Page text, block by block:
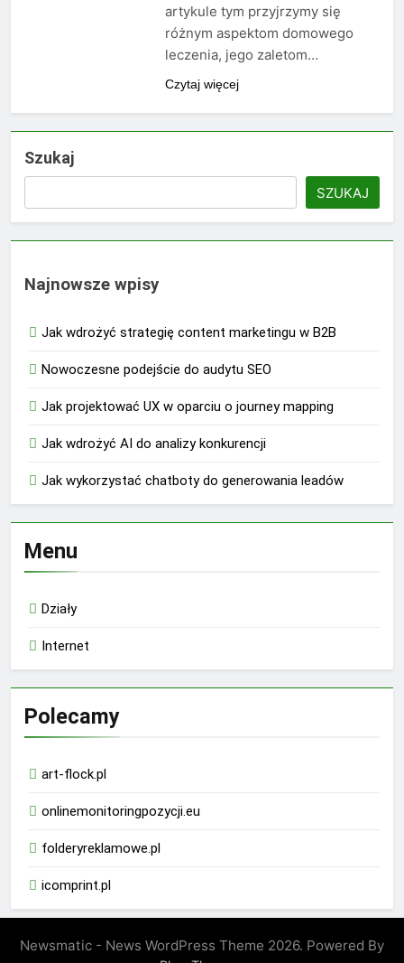
artykule tym przyjrzymy się
różnym aspektom domowego
leczenia, jego zaletom…
Czytaj więcej
Szukaj
SZUKAJ
Najnowsze wpisy
Jak wdrożyć strategię content marketingu w B2B
Nowoczesne podejście do audytu SEO
Jak projektować UX w oparciu o journey mapping
Jak wdrożyć AI do analizy konkurencji
Jak wykorzystać chatboty do generowania leadów
Menu
Działy
Internet
Polecamy
art-flock.pl
onlinemonitoringpozycji.eu
folderyreklamowe.pl
icomprint.pl
Newsmatic - News WordPress Theme 2026. Powered By